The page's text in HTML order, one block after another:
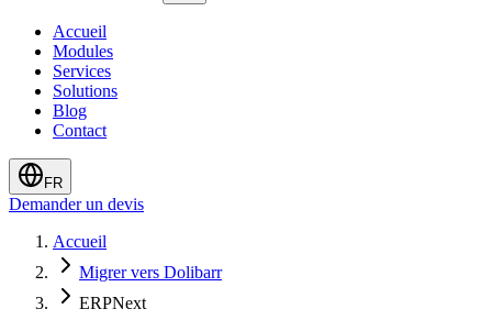
Accueil
Modules
Services
Solutions
Blog
Contact
FR
Demander un devis
Accueil
Migrer vers Dolibarr
ERPNext